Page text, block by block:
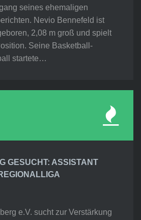
seines ehemaligen
Nevio Bennefeld ist
2,08 m groß und spielt
Seine Basketball-
startete…
GESUCHT: ASSISTANT
e.V. sucht zur Verstärkung